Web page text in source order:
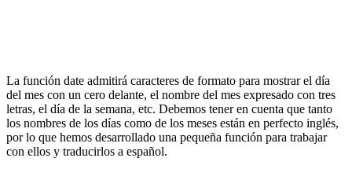
La función date admitirá caracteres de formato para mostrar el día
del mes con un cero delante, el nombre del mes expresado con tres
letras, el día de la semana, etc. Debemos tener en cuenta que tanto
los nombres de los días como de los meses están en perfecto inglés,
por lo que hemos desarrollado una pequeña función para trabajar
con ellos y traducirlos a español.